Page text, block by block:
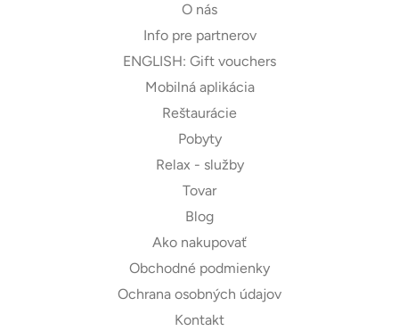
O nás
Info pre partnerov
ENGLISH: Gift vouchers
Mobilná aplikácia
Reštaurácie
Pobyty
Relax - služby
Tovar
Blog
Ako nakupovať
Obchodné podmienky
Ochrana osobných údajov
Kontakt